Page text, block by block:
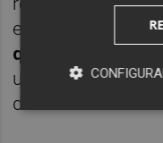
encuentro d
e
que mejorar, dar
unos problemas
decidido